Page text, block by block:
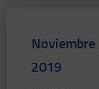
Noviembre
2019